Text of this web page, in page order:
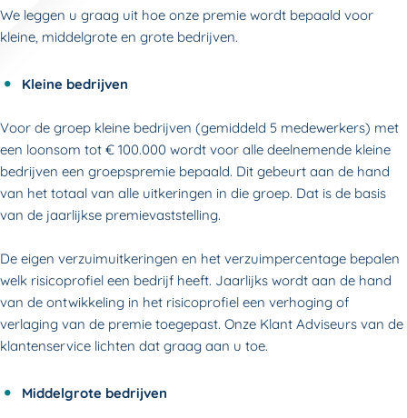
We leggen u graag uit hoe onze premie wordt bepaald voor
kleine, middelgrote en grote bedrijven.
Kleine bedrijven
Voor de groep kleine bedrijven (gemiddeld 5 medewerkers) met
een loonsom tot € 100.000 wordt voor alle deelnemende kleine
bedrijven een groepspremie bepaald. Dit gebeurt aan de hand
van het totaal van alle uitkeringen in die groep. Dat is de basis
van de jaarlijkse premievaststelling.
De eigen verzuimuitkeringen en het verzuimpercentage bepalen
welk risicoprofiel een bedrijf heeft. Jaarlijks wordt aan de hand
van de ontwikkeling in het risicoprofiel een verhoging of
verlaging van de premie toegepast. Onze Klant Adviseurs van de
klantenservice lichten dat graag aan u toe.
Middelgrote bedrijven